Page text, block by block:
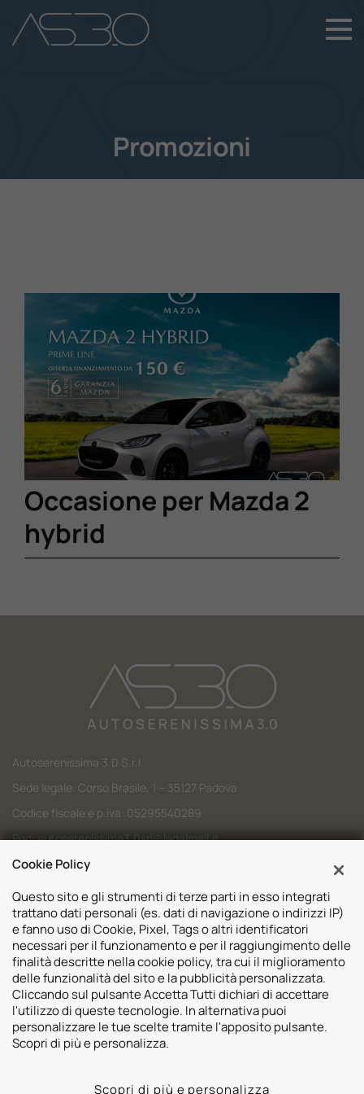
+39 049 899 4411
Auto Usate
Novità Sui Nostri Veicoli
Lavora Con Noi
Contattaci
Promozioni
Occasione per Mazda 2
hybrid
Autoserenissima 3.0 S.r.l.
Sede legale: Corso Brasile, 1 – 35127 Padova
Codice fiscale e p.iva: 05295540289
Pec:autoserenissima3.0srl@legalmail.it
Codice SDI: M5UXCR1
Sedi
Volvo Padova
Volvo Venezia
Usato Padova
Mazda Padova
Risorse
Valuta il tuo Usato
Contatti
Promozioni
Cookie Policy
Questo sito e gli strumenti di terze parti in esso integrati
trattano dati personali (es. dati di navigazione o indirizzi IP)
e fanno uso di Cookie, Pixel, Tags o altri identificatori
necessari per il funzionamento e per il raggiungimento delle
finalità descritte nella cookie policy, tra cui il miglioramento
delle funzionalità del sito e la pubblicità personalizzata.
Cliccando sul pulsante Accetta Tutti dichiari di accettare
l'utilizzo di queste tecnologie. In alternativa puoi
personalizzare le tue scelte tramite l'apposito pulsante.
Scopri di più e personalizza.
Scopri di più e personalizza